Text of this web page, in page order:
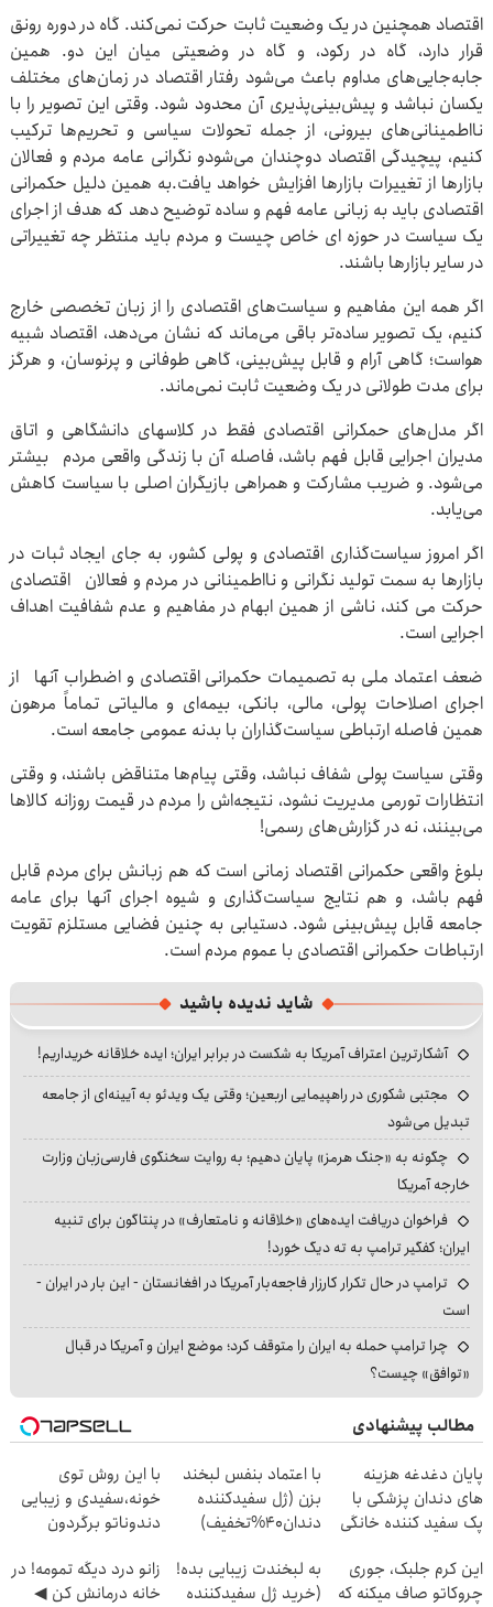
اقتصاد همچنین در یک وضعیت ثابت حرکت نمی‌کند. گاه در دوره رونق
قرار دارد، گاه در رکود، و گاه در وضعیتی میان این دو. همین
جابه‌جایی‌های مداوم باعث می‌شود رفتار اقتصاد در زمان‌های مختلف
یکسان نباشد و پیش‌بینی‌پذیری آن محدود شود. وقتی این تصویر را با
نااطمینانی‌های بیرونی، از جمله تحولات سیاسی و تحریم‌ها ترکیب
کنیم، پیچیدگی اقتصاد دوچندان می‌شودو نگرانی عامه مردم و فعالان
بازارها از تغییرات بازارها افزایش خواهد یافت.به همین دلیل حکمرانی
اقتصادی باید به زبانی عامه فهم و ساده توضیح دهد که هدف از اجرای
یک سیاست در حوزه ای خاص چیست و مردم باید منتظر چه تغییراتی
در سایر بازارها باشند.
اگر همه این مفاهیم و سیاست‌های اقتصادی را از زبان تخصصی خارج
کنیم، یک تصویر ساده‌تر باقی می‌ماند که نشان می‌دهد، اقتصاد شبیه
هواست؛ گاهی آرام و قابل پیش‌بینی، گاهی طوفانی و پرنوسان، و هرگز
برای مدت طولانی در یک وضعیت ثابت نمی‌ماند.
اگر مدل‌های حمکرانی اقتصادی فقط در کلاسهای دانشگاهی و اتاق
مدیران اجرایی قابل فهم باشد، فاصله آن با زندگی واقعی مردم بیشتر
می‌شود. و ضریب مشارکت و همراهی بازیگران اصلی با سیاست کاهش
می‌یابد.
اگر امروز سیاست‌گذاری اقتصادی و پولی کشور، به جای ایجاد ثبات در
بازارها به سمت تولید نگرانی و نااطمینانی در مردم و فعالان اقتصادی
حرکت می کند، ناشی از همین ابهام در مفاهیم و عدم شفافیت اهداف
اجرایی است.
ضعف اعتماد ملی به تصمیمات حکمرانی اقتصادی و اضطراب آنها از
اجرای اصلاحات پولی، مالی، بانکی، بیمه‌ای و مالیاتی تماماً مرهون
همین فاصله ارتباطی سیاست‌گذاران با بدنه عمومی جامعه است.
وقتی سیاست پولی شفاف نباشد، وقتی پیام‌ها متناقض باشند، و وقتی
انتظارات تورمی مدیریت نشود، نتیجه‌اش را مردم در قیمت روزانه کالاها
می‌بینند، نه در گزارش‌های رسمی!
بلوغ واقعی حکمرانی اقتصاد زمانی است که هم زبانش برای مردم قابل
فهم باشد، و هم نتایج سیاست‌گذاری و شیوه اجرای آنها برای عامه
جامعه قابل پیش‌بینی شود. دستیابی به چنین فضایی مستلزم تقویت
ارتباطات حکمرانی اقتصادی با عموم مردم است.
شاید ندیده باشید
آشکارترین اعتراف آمریکا به شکست در برابر ایران؛ ایده خلاقانه خریداریم!
مجتبی شکوری در راهپیمایی اربعین؛ وقتی یک ویدئو به آیینه‌ای از جامعه
تبدیل می‌شود
چگونه به «جنگ هرمز» پایان دهیم؛ به روایت سخنگوی فارسی‌زبان وزارت
خارجه آمریکا
فراخوان دریافت ایده‌های «خلاقانه و نامتعارف» در پنتاگون برای تنبیه
ایران؛ کفگیر ترامپ به ته دیگ خورد!
ترامپ در حال تکرار کارزار فاجعه‌بار آمریکا در افغانستان - این بار در ایران -
است
چرا ترامپ حمله به ایران را متوقف کرد؛ موضع ایران و آمریکا در قبال
«توافق» چیست؟
مطالب پیشنهادی
پایان دغدغه هزینه
های دندان پزشکی با
پک سفید کننده خانگی
با اعتماد بنفس لبخند
بزن (ژل سفیدکننده
دندان40%تخفیف)
با این روش توی
خونه،سفیدی و زیبایی
دندوناتو برگردون
این کرم جلبک، جوری
چروکاتو صاف میکنه که
به لبخندت زیبایی بده!
(خرید ژل سفیدکننده
زانو درد دیگه تمومه! در
خانه درمانش کن ◀